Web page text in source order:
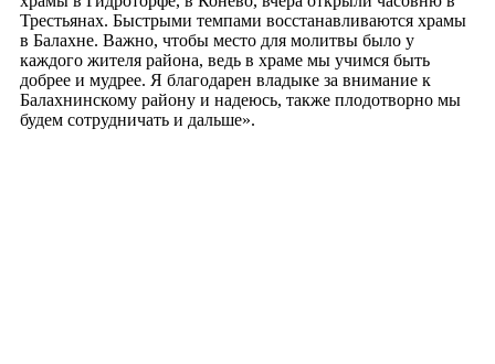
Трестьянах. Быстрыми темпами восстанавливаются храмы
в Балахне. Важно, чтобы место для молитвы было у
каждого жителя района, ведь в храме мы учимся быть
добрее и мудрее. Я благодарен владыке за внимание к
Балахнинскому району и надеюсь, также плодотворно мы
будем сотрудничать и дальше».